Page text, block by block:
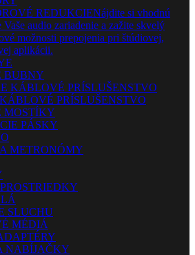
REDUKCIENájdite si vhodnú
audio zariadenie a zažite skvelý
možnosti prepojenia pri štúdiovej,
aplikácii.
BUBNY
KÁBLOVÉ PRÍSLUŠENSTVO
PRÍSLUŠENSTVO
MOSTÍKY
PÁSKY
METRONÓMY
SLUCHU
MÉDIÁ
NABÍJAČKY